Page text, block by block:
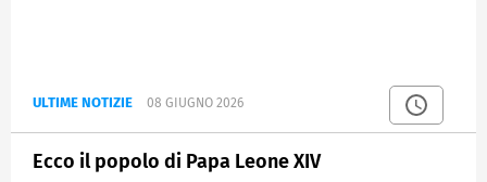
ULTIME NOTIZIE 08 GIUGNO 2026
Ecco il popolo di Papa Leone XIV